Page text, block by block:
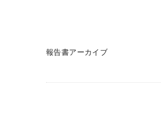
報告書アーカイブ